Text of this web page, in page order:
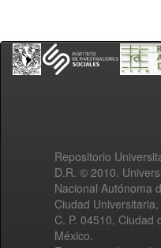
Repositorio
D.R. © 2010.
Nacional Autónoma
Ciudad
C. P. 04510, Ciudad
México.